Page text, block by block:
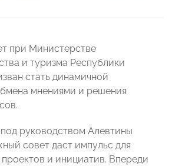
при Министерстве
и туризма Республики
стать динамичной
мнениями и решения
руководством Алевтины
совет даст импульс для
и инициатив. Впереди